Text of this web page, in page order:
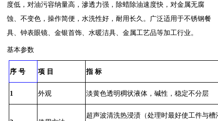
度低，对油污容纳量高，滲透力强，除蜡除油速度快，对金属无腐
蚀、不变色，操作简便，水洗性好，耐用长久。广泛适用于不锈钢餐
具、钟表眼镜、金银首饰、水暖洁具、金属工艺品等加工行业。
基本参数
序 号 项 目 指 标
1 外观 淡黄色透明稠状液体，碱性，稳定不分层
超声波清洗热浸渍（处理时最好使工件与